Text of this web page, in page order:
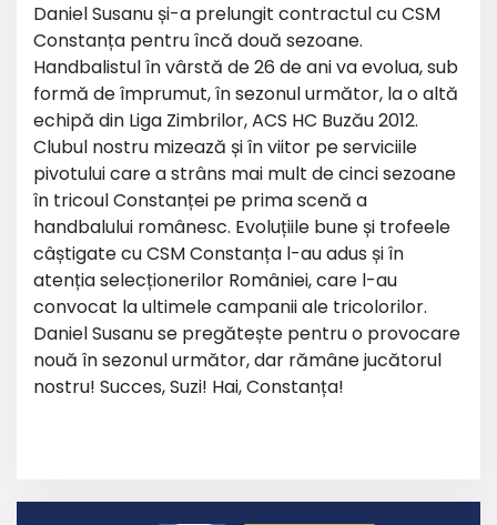
Daniel Susanu și-a prelungit contractul cu CSM
Constanța pentru încă două sezoane.
Handbalistul în vârstă de 26 de ani va evolua, sub
formă de împrumut, în sezonul următor, la o altă
echipă din Liga Zimbrilor, ACS HC Buzău 2012.
Clubul nostru mizează și în viitor pe serviciile
pivotului care a strâns mai mult de cinci sezoane
în tricoul Constanței pe prima scenă a
handbalului românesc. Evoluțiile bune și trofeele
câștigate cu CSM Constanța l-au adus și în
atenția selecționerilor României, care l-au
convocat la ultimele campanii ale tricolorilor.
Daniel Susanu se pregătește pentru o provocare
nouă în sezonul următor, dar rămâne jucătorul
nostru! Succes, Suzi! Hai, Constanța!